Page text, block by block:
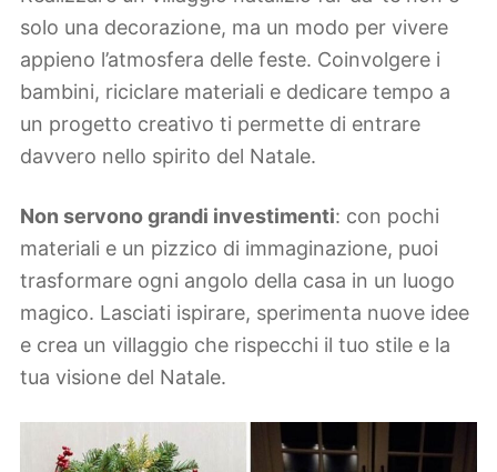
solo una decorazione, ma un modo per vivere
appieno l’atmosfera delle feste. Coinvolgere i
bambini, riciclare materiali e dedicare tempo a
un progetto creativo ti permette di entrare
davvero nello spirito del Natale.
Non servono grandi investimenti: con pochi
materiali e un pizzico di immaginazione, puoi
trasformare ogni angolo della casa in un luogo
magico. Lasciati ispirare, sperimenta nuove idee
e crea un villaggio che rispecchi il tuo stile e la
tua visione del Natale.